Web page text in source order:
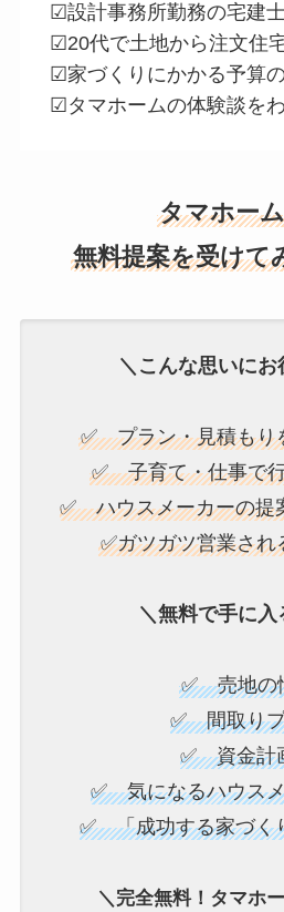
☑設計事務所勤務の宅建
☑20代で土地から注文住
☑家づくりにかかる予算
☑タマホームの体験談を
タマホー
無料提案を受けて
＼こんな思いに
✅ プラン・見積もり
✅ 子育て・仕事で
✅ ハウスメーカーの提
✅ガツガツ営業さ
＼無料で手に
✅ 売地の
✅ 間取り
✅ 資金計
✅ 気になるハウス
✅ 「成功する家づく
＼完全無料！タマホ